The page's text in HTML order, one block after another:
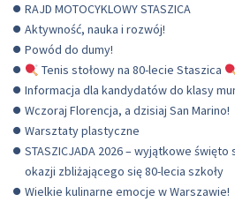
RAJD MOTOCYKLOWY STASZICA
Aktywność, nauka i rozwój!
Powód do dumy!
Tenis stołowy na 80-lecie Staszica
Informacja dla kandydatów do klasy
Wczoraj Florencja, a dzisiaj San Marino!
Warsztaty plastyczne
STASZICJADA 2026 – wyjątkowe
okazji zbliżającego się 80-lecia szkoły
Wielkie kulinarne emocje w Warszawie!